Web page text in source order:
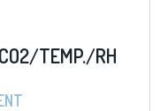
8403 D.O.